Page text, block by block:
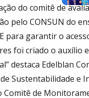
do comitê de
pelo CONSUN do
para garantir o
foi criado o auxílio
destaca Edelblan
Sustentabilidade e
Comitê de